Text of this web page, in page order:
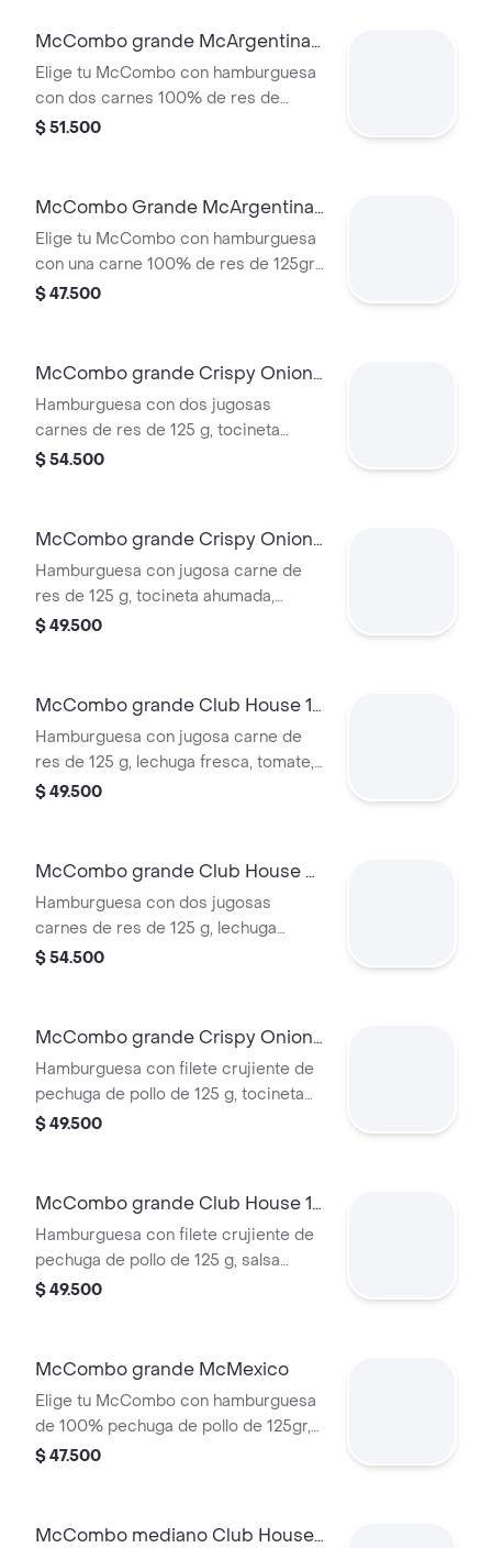
papas grandes y gaseosa grande a
McCombo grande McArgentina
2 Carnes
Elige tu McCombo con hamburguesa
con dos carnes 100% de res de
125gr c/u, salsa mayo chimichurri,
grandes y gaseosa grande a elegir.
$ 51.500
McCombo Grande McArgentina 1
Carne
Elige tu McCombo con hamburguesa
con una carne 100% de res de 125gr,
salsa mayo chimichurri, cebolla
gaseosa grande a elegir.
$ 47.500
McCombo grande Crispy Onion
Barbecue 2 Carnes
Hamburguesa con dos jugosas
carnes de res de 125 g, tocineta
ahumada, queso blanco cremoso,
Acompañada de papas fritas grandes
y bebida grande a elección.
$ 54.500
McCombo grande Crispy Onion
Barbecue 1 Carne
Hamburguesa con jugosa carne de
res de 125 g, tocineta ahumada,
queso blanco cremoso, cebolla
Acompañada de papas fritas grandes
y bebida grande a elección.
$ 49.500
McCombo grande Club House 1
Carne
Hamburguesa con jugosa carne de
res de 125 g, lechuga fresca, tomate,
cebolla grillada, tocineta ahumada,
Acompañada de papas fritas grandes
y bebida grande a elección.
$ 49.500
McCombo grande Club House 2
Carnes
Hamburguesa con dos jugosas
carnes de res de 125 g, lechuga
fresca, tomate, cebolla grillada,
suave tipo Brioche. Acompañada de
papas fritas grandes y bebida grande
a elección.
$ 54.500
McCombo grande Crispy Onion
Barbecue 1 Pechuga
Hamburguesa con filete crujiente de
pechuga de pollo de 125 g, tocineta
ahumada, queso blanco cremoso,
Acompañada de papas fritas grandes
y bebida grande a elección.
$ 49.500
McCombo grande Club House 1
Pechuga
Hamburguesa con filete crujiente de
pechuga de pollo de 125 g, salsa
especial, lechuga fresca, tomate,
Acompañada de papas fritas grandes
y bebida grande a elección.
$ 49.500
McCombo grande McMexico
Elige tu McCombo con hamburguesa
de 100% pechuga de pollo de 125gr,
salsa Tajin, tomate, lechuga, tocineta,
elegir.
$ 47.500
McCombo mediano Club House